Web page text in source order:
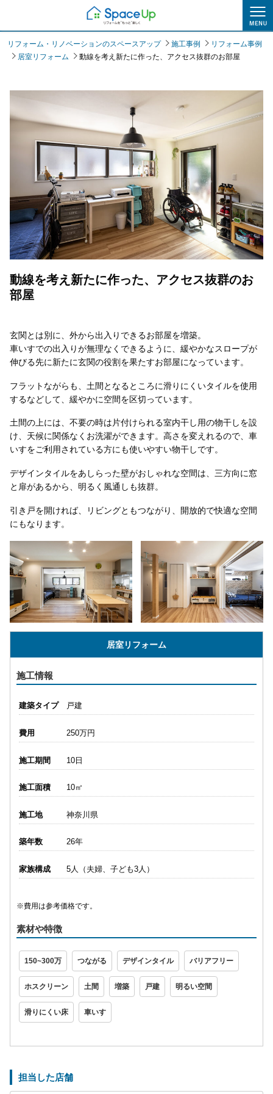
施工事例
リフォーム・リノベーションのスペースアップ 施工事例
リフォーム事例
居室リフォーム
動線を考え新たに作った、アクセス抜群のお部屋
動線を考え新たに作った、アクセス抜群のお
部屋
玄関とは別に、外から出入りできるお部屋を増築。
車いすでの出入りが無理なくできるように、緩やかなスロープが
伸びる先に新たに玄関の役割を果たすお部屋になっています。
フラットながらも、土間となるところに滑りにくいタイルを使用
するなどして、緩やかに空間を区切っています。
土間の上には、不要の時は片付けられる室内干し用の物干しを設
け、天候に関係なくお洗濯ができます。高さを変えれるので、車
いすをご利用されている方にも使いやすい物干しです。
デザインタイルをあしらった壁がおしゃれな空間は、三方向に窓
と扉があるから、明るく風通しも抜群。
引き戸を開ければ、リビングともつながり、開放的で快適な空間
にもなります。
居室リフォーム
施工情報
建築タイプ 戸建
費用 250万円
施工期間 10日
施工面積 10㎡
施工地 神奈川県
築年数 26年
家族構成 5人（夫婦、子ども3人）
※費用は参考価格です。
素材や特徴
150~300万 つながる デザインタイル バリアフリー
ホスクリーン 土間 増築 戸建 明るい空間
滑りにくい床 車いす
担当した店舗